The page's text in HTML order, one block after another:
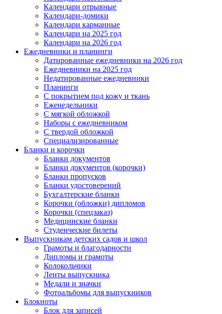
Календари отрывные
Календари-домики
Календари карманные
Календари на 2025 год
Календари на 2026 год
Ежедневники и планинги
Датированные ежедневники на 2026 год
Ежедневники на 2025 год
Недатированные ежедневники
Планинги
С покрытием под кожу и ткань
Еженедельники
С мягкой обложкой
Наборы с ежедневником
С твердой обложкой
Специализированные
Бланки и корочки
Бланки документов
Бланки документов (корочки)
Бланки пропусков
Бланки удостоверений
Бухгалтерские бланки
Корочки (обложки) дипломов
Корочки (спецзаказ)
Медицинские бланки
Студенческие билеты
Выпускникам детских садов и школ
Грамоты и благодарности
Дипломы и грамоты
Колокольчики
Ленты выпускника
Медали и значки
Фотоальбомы для выпускников
Блокноты
Блок для записей